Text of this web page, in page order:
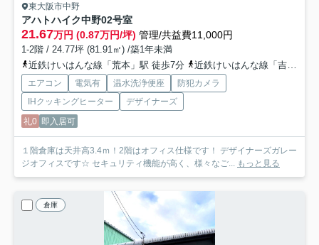
東大阪市中野
アハトハイク中野02号室
21.67万円 (0.87万円/坪) 管理/共益費11,000円
1-2階 / 24.77坪 (81.91㎡) /築1年未満
近鉄けいはんな線「荒本」駅 徒歩7分
近鉄けいはんな線「吉田」駅 徒歩21分
エアコン 電気有 温水洗浄便座
防犯カメラ
IHクッキングヒーター
デザイナーズ
礼0 即入居可
１階倉庫は天井高3.4ｍ！2階はオフィス仕様です！ デザイナーズガレー
ジオフィスです☆ セキュリティ機能が高く、様々なご...
もっと見る
倉庫